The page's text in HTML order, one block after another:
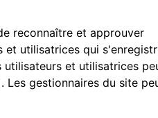
reconnaître et approuver
et utilisatrices qui
utilisateurs et utilisatrices
gestionnaires du site